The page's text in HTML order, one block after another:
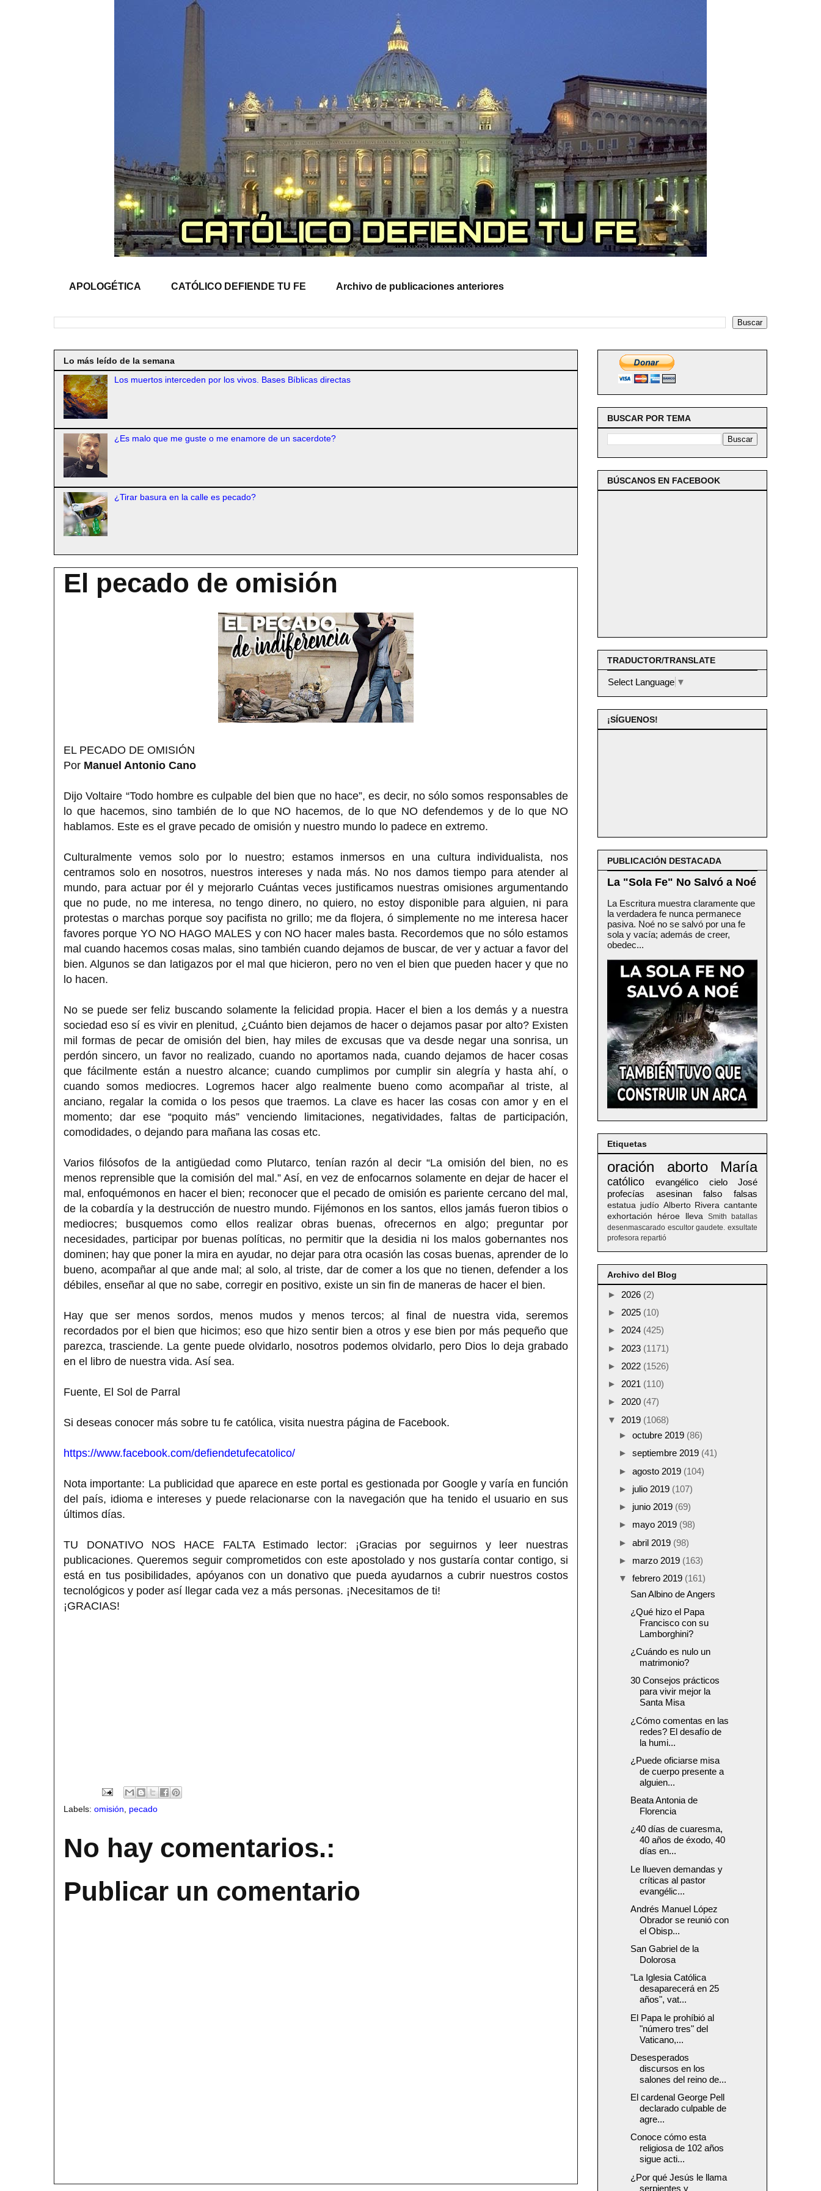
APOLOGÉTICA CATÓLICO DEFIENDE TU FE Archivo de publicaciones anteriores
Lo más leído de la semana
Los muertos interceden por los vivos. Bases Bíblicas directas
¿Es malo que me guste o me enamore de un sacerdote?
¿Tirar basura en la calle es pecado?
El pecado de omisión
EL PECADO DE OMISIÓN
Por Manuel Antonio Cano
Dijo Voltaire “Todo hombre es culpable del bien que no hace”, es decir, no sólo somos responsables de
lo que hacemos, sino también de lo que NO hacemos, de lo que NO defendemos y de lo que NO
hablamos. Este es el grave pecado de omisión y nuestro mundo lo padece en extremo.
Culturalmente vemos solo por lo nuestro; estamos inmersos en una cultura individualista, nos
centramos solo en nosotros, nuestros intereses y nada más. No nos damos tiempo para atender al
mundo, para actuar por él y mejorarlo Cuántas veces justificamos nuestras omisiones argumentando
que no pude, no me interesa, no tengo dinero, no quiero, no estoy disponible para alguien, ni para
protestas o marchas porque soy pacifista no grillo; me da flojera, ó simplemente no me interesa hacer
favores porque YO NO HAGO MALES y con NO hacer males basta. Recordemos que no sólo estamos
mal cuando hacemos cosas malas, sino también cuando dejamos de buscar, de ver y actuar a favor del
bien. Algunos se dan latigazos por el mal que hicieron, pero no ven el bien que pueden hacer y que no
lo hacen.
No se puede ser feliz buscando solamente la felicidad propia. Hacer el bien a los demás y a nuestra
sociedad eso sí es vivir en plenitud, ¿Cuánto bien dejamos de hacer o dejamos pasar por alto? Existen
mil formas de pecar de omisión del bien, hay miles de excusas que va desde negar una sonrisa, un
perdón sincero, un favor no realizado, cuando no aportamos nada, cuando dejamos de hacer cosas
que fácilmente están a nuestro alcance; cuando cumplimos por cumplir sin alegría y hasta ahí, o
cuando somos mediocres. Logremos hacer algo realmente bueno como acompañar al triste, al
anciano, regalar la comida o los pesos que traemos. La clave es hacer las cosas con amor y en el
momento; dar ese “poquito más” venciendo limitaciones, negatividades, faltas de participación,
comodidades, o dejando para mañana las cosas etc.
Varios filósofos de la antigüedad como Plutarco, tenían razón al decir “La omisión del bien, no es
menos reprensible que la comisión del mal.” Así, en vez de enfocarnos solamente en dejar de hacer el
mal, enfoquémonos en hacer el bien; reconocer que el pecado de omisión es pariente cercano del mal,
de la cobardía y la destrucción de nuestro mundo. Fijémonos en los santos, ellos jamás fueron tibios o
mediocres; busquemos como ellos realizar obras buenas, ofrecernos en algo; preguntar por
necesidades, participar por buenas políticas, no permitir que la desidia ni los malos gobernantes nos
dominen; hay que poner la mira en ayudar, no dejar para otra ocasión las cosas buenas, aprender de lo
bueno, acompañar al que ande mal; al solo, al triste, dar de comer a los que no tienen, defender a los
débiles, enseñar al que no sabe, corregir en positivo, existe un sin fin de maneras de hacer el bien.
Hay que ser menos sordos, menos mudos y menos tercos; al final de nuestra vida, seremos
recordados por el bien que hicimos; eso que hizo sentir bien a otros y ese bien por más pequeño que
parezca, trasciende. La gente puede olvidarlo, nosotros podemos olvidarlo, pero Dios lo deja grabado
en el libro de nuestra vida. Así sea.
Fuente, El Sol de Parral
Si deseas conocer más sobre tu fe católica, visita nuestra página de Facebook.
https://www.facebook.com/defiendetufecatolico/
Nota importante: La publicidad que aparece en este portal es gestionada por Google y varía en función
del país, idioma e intereses y puede relacionarse con la navegación que ha tenido el usuario en sus
últimos días.
TU DONATIVO NOS HACE FALTA Estimado lector: ¡Gracias por seguirnos y leer nuestras
publicaciones. Queremos seguir comprometidos con este apostolado y nos gustaría contar contigo, si
está en tus posibilidades, apóyanos con un donativo que pueda ayudarnos a cubrir nuestros costos
tecnológicos y poder así llegar cada vez a más personas. ¡Necesitamos de ti!
¡GRACIAS!
Labels: omisión pecado
No hay comentarios.:
Publicar un comentario
BUSCAR POR TEMA
BÚSCANOS EN FACEBOOK
TRADUCTOR/TRANSLATE
Select Language ▼
¡SÍGUENOS!
PUBLICACIÓN DESTACADA
La "Sola Fe" No Salvó a Noé
La Escritura muestra claramente que
la verdadera fe nunca permanece
pasiva. Noé no se salvó por una fe
sola y vacía; además de creer,
obedec...
Etiquetas
oración aborto María
católico evangélico cielo
José
profecías
asesinan falso falsas
estatua judío Alberto Rivera cantante
exhortación
héroe lleva Smith
batallas
desenmascarado escultor gaudete. exsultate
profesora repartió
Archivo del Blog
► 2026 (2)
► 2025 (10)
► 2024 (425)
► 2023 (1171)
► 2022 (1526)
► 2021 (110)
► 2020 (47)
▼ 2019 (1068)
► octubre 2019 (86)
► septiembre 2019 (41)
► agosto 2019 (104)
► julio 2019 (107)
► junio 2019 (69)
► mayo 2019 (98)
► abril 2019 (98)
► marzo 2019 (163)
▼ febrero 2019 (161)
San Albino de Angers
¿Qué hizo el Papa
Francisco con su
Lamborghini?
¿Cuándo es nulo un
matrimonio?
30 Consejos prácticos
para vivir mejor la
Santa Misa
¿Cómo comentas en las
redes? El desafío de
la humi...
¿Puede oficiarse misa
de cuerpo presente a
alguien...
Beata Antonia de
Florencia
¿40 días de cuaresma,
40 años de éxodo, 40
días en...
Le llueven demandas y
críticas al pastor
evangélic...
Andrés Manuel López
Obrador se reunió con
el Obisp...
San Gabriel de la
Dolorosa
"La Iglesia Católica
desaparecerá en 25
años", vat...
El Papa le prohíbió al
"número tres" del
Vaticano,...
Desesperados
discursos en los
salones del reino de...
El cardenal George Pell
declarado culpable de
agre...
Conoce cómo esta
religiosa de 102 años
sigue acti...
¿Por qué Jesús le llama
serpientes y